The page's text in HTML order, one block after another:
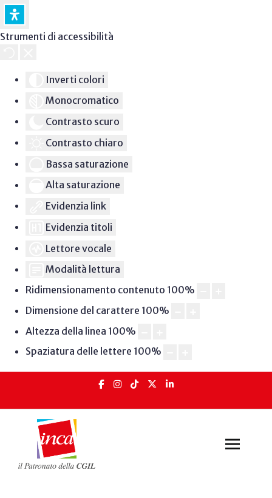
Strumenti di accessibilità
Inverti colori
Monocromatico
Contrasto scuro
Contrasto chiaro
Bassa saturazione
Alta saturazione
Evidenzia link
Evidenzia titoli
Lettore vocale
Modalità lettura
Ridimensionamento contenuto 100%
Dimensione del carattere 100%
Altezza della linea 100%
Spaziatura delle lettere 100%